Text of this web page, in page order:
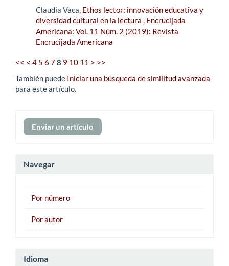
Claudia Vaca, Ethos lector: innovación educativa y
diversidad cultural en la lectura , Encrucijada
Americana: Vol. 11 Núm. 2 (2019): Revista
Encrucijada Americana
<< < 4 5 6 78 9 10 11 > >>
También puede Iniciar una búsqueda de similitud avanzada
para este artículo.
Enviar
un
Enviar un artículo
Navegar
Por número
Por autor
Idioma